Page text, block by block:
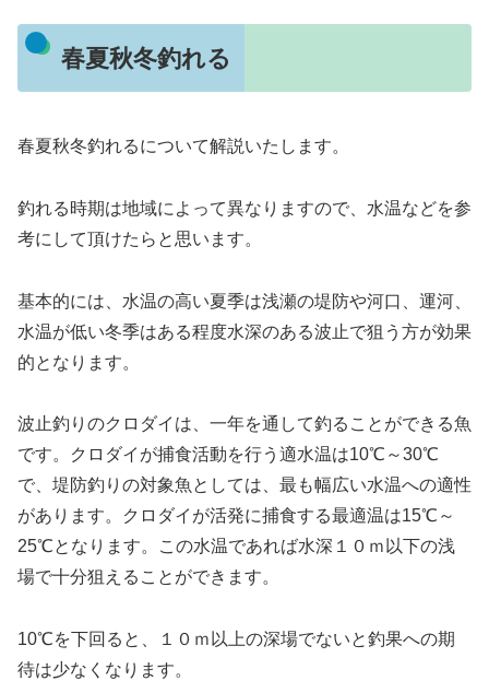
春夏秋冬釣れる
春夏秋冬釣れるについて解説いたします。
釣れる時期は地域によって異なりますので、水温などを参
考にして頂けたらと思います。
基本的には、水温の高い夏季は浅瀬の堤防や河口、運河、
水温が低い冬季はある程度水深のある波止で狙う方が効果
的となります。
波止釣りのクロダイは、一年を通して釣ることができる魚
です。クロダイが捕食活動を行う適水温は10℃～30℃
で、堤防釣りの対象魚としては、最も幅広い水温への適性
があります。クロダイが活発に捕食する最適温は15℃～
25℃となります。この水温であれば水深１０ｍ以下の浅
場で十分狙えることができます。
10℃を下回ると、１０ｍ以上の深場でないと釣果への期
待は少なくなります。